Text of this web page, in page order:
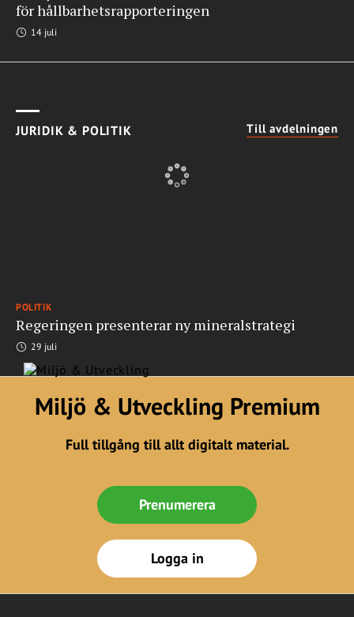
för hållbarhetsrapporteringen
14 juli
JURIDIK & POLITIK Till avdelningen
POLITIK
Regeringen presenterar ny mineralstrategi
29 juli
Miljö & Utveckling Premium
Full tillgång till allt digitalt material.
Prenumerera
Logga in